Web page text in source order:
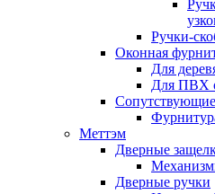
Ручки-
Оконная
Для
Для ПВХ
Меттэм
Дверные
Дверные ручки